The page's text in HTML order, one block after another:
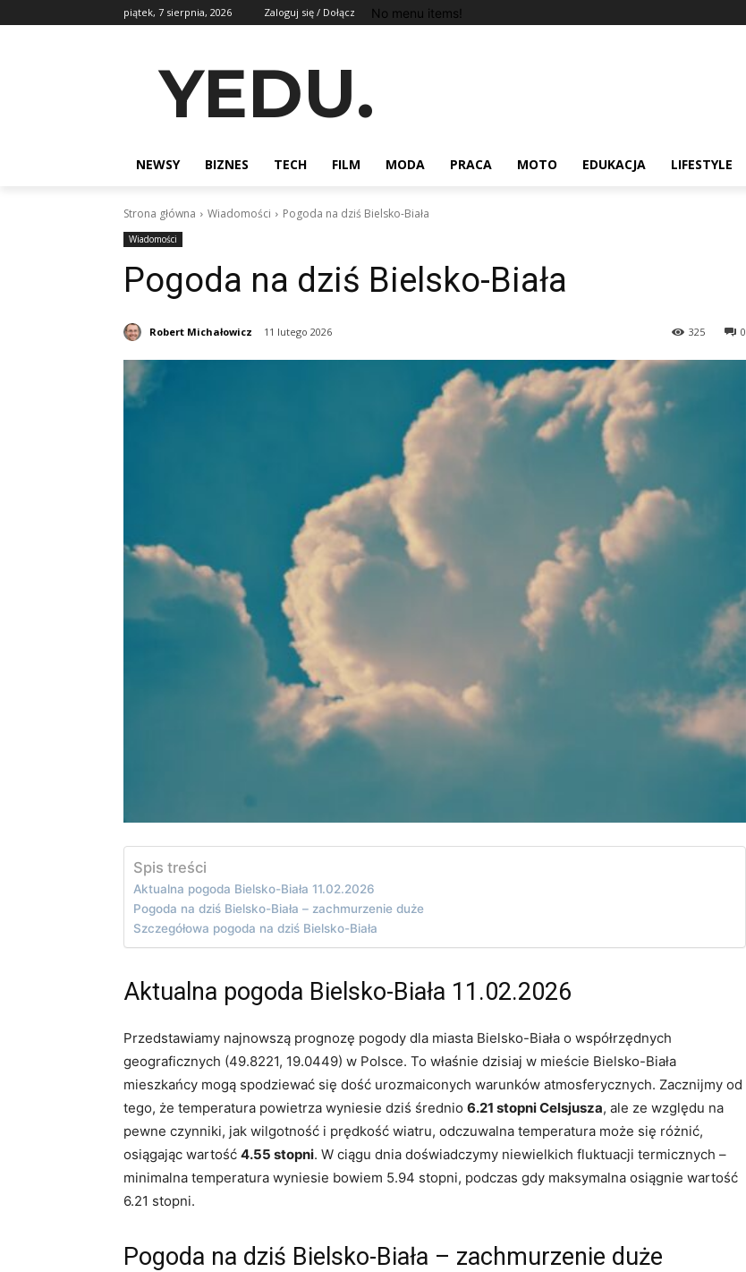
piątek, 7 sierpnia, 2026 Zaloguj się / Dołącz No menu items!
YEDU.
NEWSY BIZNES TECH FILM MODA PRACA MOTO EDUKACJA LIFESTYLE
Strona główna Wiadomości Pogoda na dziś Bielsko-Biała
Wiadomości
Pogoda na dziś Bielsko-Biała
Robert Michałowicz 11 lutego 2026 0
325
Spis treści
Aktualna pogoda Bielsko-Biała 11.02.2026
Pogoda na dziś Bielsko-Biała – zachmurzenie duże
Szczegółowa pogoda na dziś Bielsko-Biała
Aktualna pogoda Bielsko-Biała 11.02.2026
Przedstawiamy najnowszą prognozę pogody dla miasta Bielsko-Biała o współrzędnych
geograficznych (49.8221, 19.0449) w Polsce. To właśnie dzisiaj w mieście Bielsko-Biała
mieszkańcy mogą spodziewać się dość urozmaiconych warunków atmosferycznych. Zacznijmy od
tego, że temperatura powietrza wyniesie dziś średnio 6.21 stopni Celsjusza, ale ze względu na
pewne czynniki, jak wilgotność i prędkość wiatru, odczuwalna temperatura może się różnić,
osiągając wartość 4.55 stopni. W ciągu dnia doświadczymy niewielkich fluktuacji termicznych –
minimalna temperatura wyniesie bowiem 5.94 stopni, podczas gdy maksymalna osiągnie wartość
6.21 stopni.
Pogoda na dziś Bielsko-Biała – zachmurzenie duże